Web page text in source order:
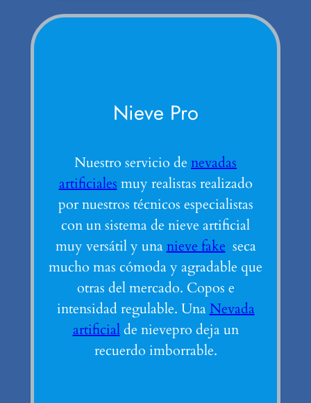
Nieve Pro
Nuestro servicio de nevadas
artificiales muy realistas realizado
por nuestros técnicos especialistas
con un sistema de nieve artificial
muy versátil y una nieve fake seca
mucho mas cómoda y agradable que
otras del mercado. Copos e
intensidad regulable. Una Nevada
artificialde nievepro deja un
recuerdo imborrable.